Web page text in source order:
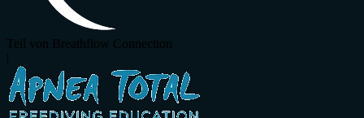
Teil von Breathflow Connection